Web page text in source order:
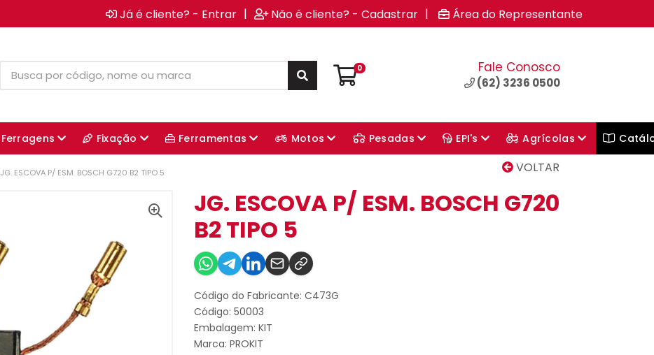
Já é cliente? - Entrar | Não é cliente? - Cadastrar | Área do Representante
0 Fale Conosco
(62) 3236 0500
Ferragens Fixação Ferramentas Motos Pesadas EPI's Agrícolas
VOLTAR
JG. ESCOVA P/ ESM. BOSCH G720 B2 TIPO 5
JG. ESCOVA P/ ESM. BOSCH G720
B2 TIPO 5
Código do Fabricante: C473G
Código: 50003
Embalagem: KIT
Marca: PROKIT